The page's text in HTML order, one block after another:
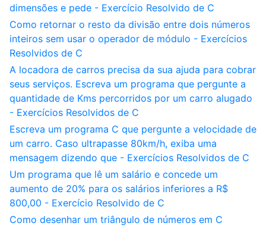
dimensões e pede - Exercício Resolvido de C
Como retornar o resto da divisão entre dois números
inteiros sem usar o operador de módulo - Exercícios
Resolvidos de C
A locadora de carros precisa da sua ajuda para cobrar
seus serviços. Escreva um programa que pergunte a
quantidade de Kms percorridos por um carro alugado
- Exercícios Resolvidos de C
Escreva um programa C que pergunte a velocidade de
um carro. Caso ultrapasse 80km/h, exiba uma
mensagem dizendo que - Exercícios Resolvidos de C
Um programa que lê um salário e concede um
aumento de 20% para os salários inferiores a R$
800,00 - Exercício Resolvido de C
Como desenhar um triângulo de números em C